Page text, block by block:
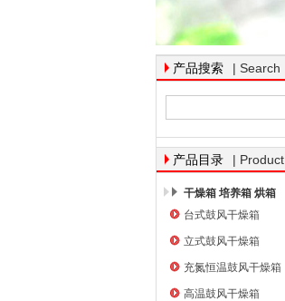
上海右一仪器有限公司
产品搜索 | Search
产品目录 | Product
干燥箱 培养箱 烘箱
台式鼓风干燥箱
立式鼓风干燥箱
充氮恒温鼓风干燥箱
高温鼓风干燥箱